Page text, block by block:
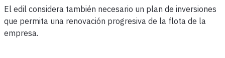
El edil considera también necesario un plan de inversiones
que permita una renovación progresiva de la flota de la
empresa.